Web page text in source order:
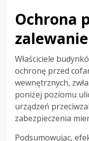
Ochrona
Właściciele
ochronę przed
wewnętrznych,
poniżej poziomu
urządzeń
zabezpieczenia
Podsumowując,